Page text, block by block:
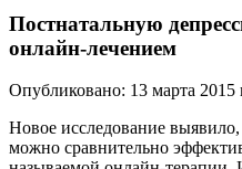
Постнатальную
онлайн-лечением
Опубликовано: 13 марта 2015
Новое исследование
можно сравнительно